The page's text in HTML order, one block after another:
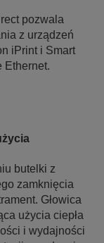
pozwala
z urządzeń
iPrint i Smart
Ethernet.
butelki z
zamknięcia
Głowica
użycia ciepła
i wydajności